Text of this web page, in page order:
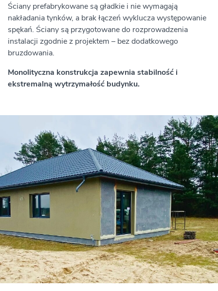
Ściany prefabrykowane są gładkie i nie wymagają
nakładania tynków, a brak łączeń wyklucza występowanie
spękań. Ściany są przygotowane do rozprowadzenia
instalacji zgodnie z projektem – bez dodatkowego
bruzdowania.
Monolityczna konstrukcja zapewnia stabilność i
ekstremalną wytrzymałość budynku.